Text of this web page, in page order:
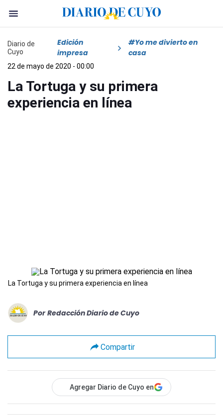
Diario de
Cuyo
Edición
impresa
#Yo me divierto en
casa
22 de mayo de 2020 - 00:00
La Tortuga y su primera
experiencia en línea
La Tortuga y su primera experiencia en línea
Por Redacción Diario de Cuyo
Compartir
Agregar Diario de Cuyo en